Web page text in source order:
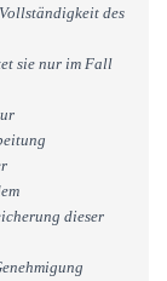
des
sie nur im Fall
dieser